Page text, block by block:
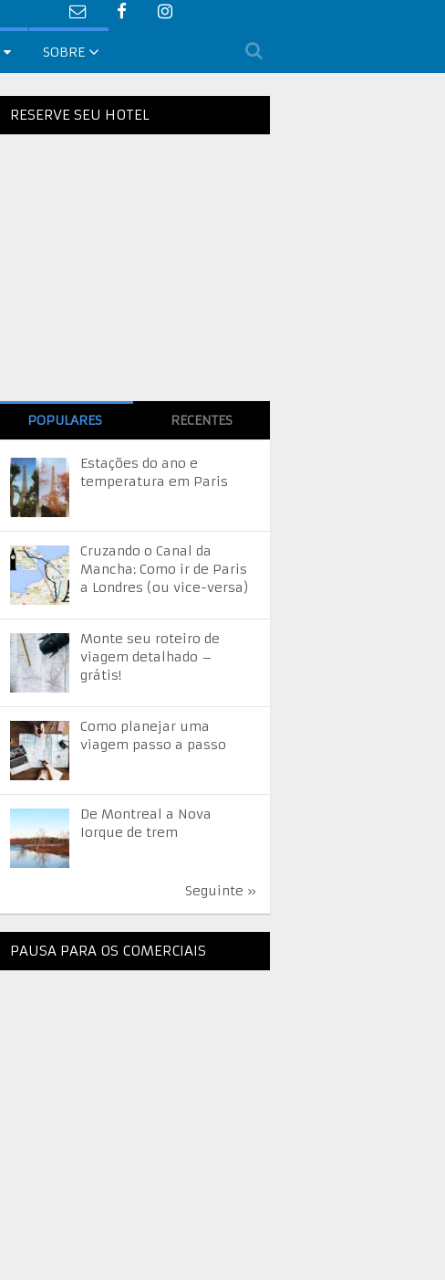
SOBRE
RESERVE SEU HOTEL
POPULARES RECENTES
Estações do ano e
temperatura em Paris
Cruzando o Canal da
Mancha: Como ir de Paris
a Londres (ou vice-versa)
Monte seu roteiro de
viagem detalhado –
grátis!
Como planejar uma
viagem passo a passo
De Montreal a Nova
Iorque de trem
Seguinte »
PAUSA PARA OS COMERCIAIS